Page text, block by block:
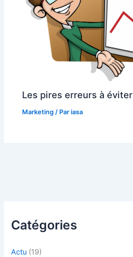
Les pires erreurs à
Marketing / Pariasa
Catégories
Actu (19)